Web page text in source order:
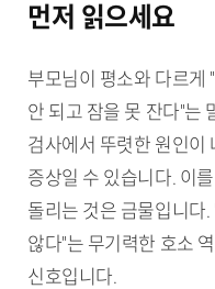
먼저 읽으세요
부모님이 평소와 다르게
안 되고 잠을 못 잔다"는
검사에서 뚜렷한 원인이
증상일 수 있습니다. 이
돌리는 것은 금물입니다.
않다"는 무기력한 호소
신호입니다.